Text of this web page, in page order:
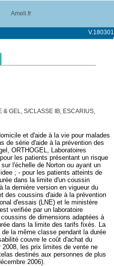
Ameli.fr
V.180301
& GEL, S/CLASSE IB, ESCARIUS,
et d'aide à la vie pour malades
de série d'aide à la prévention des
ORTHOGEL, Laboratoires
les patients présentant un risque
l'échelle de Norton ou ayant un
; - pour les patients atteints de
dans la limite d'un coussin
dernière version en vigueur du
des coussins d'aide à la prévention
d'essais (LNE) et le ministère
verifiée par un laboratoire
de dimensions adaptées à
dans la limite des tarifs fixés. La
la même classe pendant la durée
couvre le coût d'achat du
les prix limites de vente ne
destinés aux personnes de plus
2006).